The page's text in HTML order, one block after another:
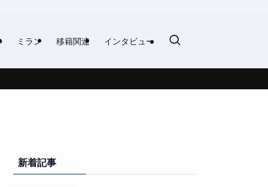
ミラン 移籍関連 インタビュー
新着記事